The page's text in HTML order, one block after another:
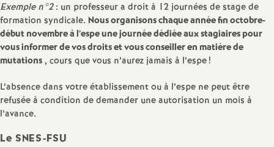
S
e
c
Exemple n°2: un professeur a droit à 12 journées de stage de
formation syndicale. Nous organisons chaque année fin octobre-
début novembre à l’espe une journée dédiée aux stagiaires pour
vous informer de vos droits et vous conseiller en matière de
mutations, cours que vous n’aurez jamais à l’espe!
L’absence dans votre établissement ou à l’espe ne peut être
refusée à condition de demander une autorisation un mois à
l’avance.
Le SNES-FSU